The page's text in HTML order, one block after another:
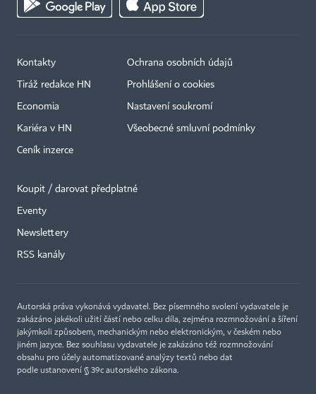
Kontakty
Tiráž redakce HN
Economia
Kariéra v HN
Ceník inzerce
Ochrana osobních údajů
Prohlášení o cookies
Nastavení soukromí
Všeobecné smluvní podmínky
Koupit / darovat předplatné
Eventy
Newslettery
RSS kanály
Autorská práva vykonává vydavatel. Bez písemného svolení vydavatele je
zakázáno jakékoli užití částí nebo celku díla, zejména rozmnožování a šíření
jakýmkoli způsobem, mechanickým nebo elektronickým, v českém nebo
jiném jazyce. Bez souhlasu vydavatele je zakázáno též rozmnožování
obsahu pro účely automatizované analýzy textů nebo dat
podle ustanovení § 39c autorského zákona.